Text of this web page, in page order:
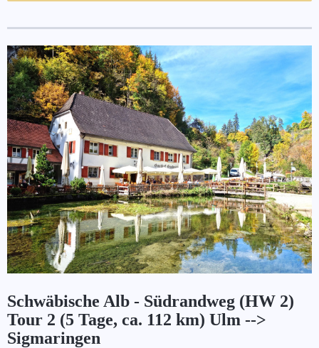
Schwäbische Alb - Südrandweg (HW 2)
Tour 2 (5 Tage, ca. 112 km) Ulm -->
Sigmaringen